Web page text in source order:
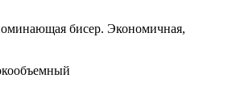
бисер. Экономичная,